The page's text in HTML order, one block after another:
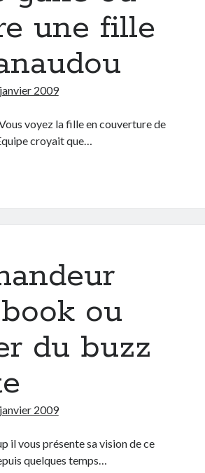
une fille
2009
voyez la fille en couverture de
croyait que…
ou
du buzz
2009
il vous présente sa vision de ce
quelques temps…